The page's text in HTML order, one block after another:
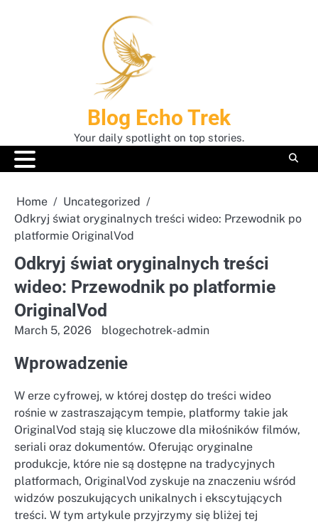
Blog Echo Trek
Your daily spotlight on top stories.
Home
Uncategorized
Odkryj świat oryginalnych treści wideo: Przewodnik po
platformie OriginalVod
Odkryj świat oryginalnych treści
wideo: Przewodnik po platformie
OriginalVod
March 5, 2026 blogechotrek-admin
Wprowadzenie
W erze cyfrowej, w której dostęp do treści wideo
rośnie w zastraszającym tempie, platformy takie jak
OriginalVod stają się kluczowe dla miłośników filmów,
seriali oraz dokumentów. Oferując oryginalne
produkcje, które nie są dostępne na tradycyjnych
platformach, OriginalVod zyskuje na znaczeniu wśród
widzów poszukujących unikalnych i ekscytujących
treści. W tym artykule przyjrzymy się bliżej tej